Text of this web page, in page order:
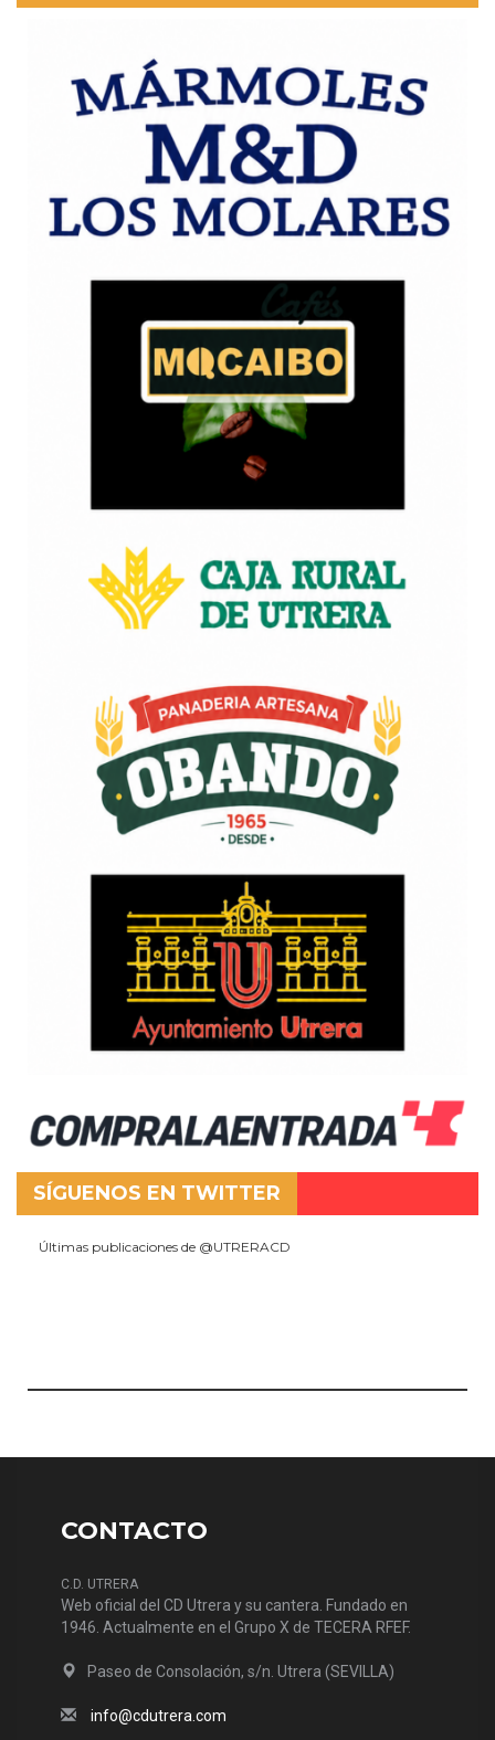
SÍGUENOS EN TWITTER
Últimas publicaciones de @UTRERACD
CONTACTO
C.D. UTRERA
Web oficial del CD Utrera y su cantera. Fundado en
1946. Actualmente en el Grupo X de TECERA RFEF.
Paseo de Consolación, s/n. Utrera (SEVILLA)
info@cdutrera.com